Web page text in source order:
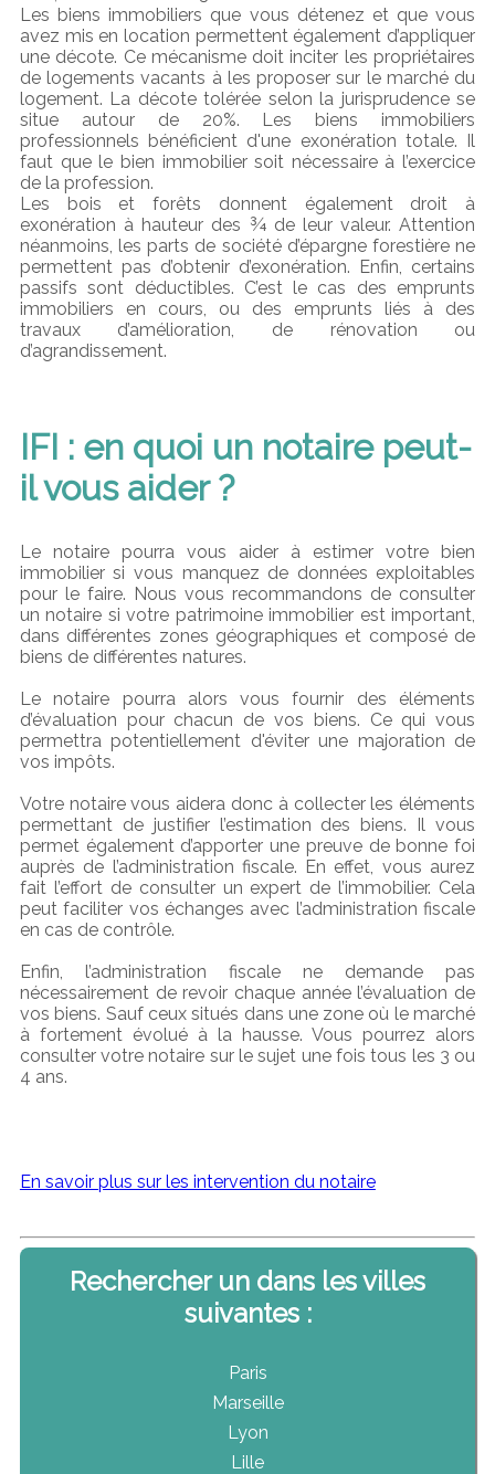
Les biens immobiliers que vous détenez et que vous
avez mis en location permettent également d’appliquer
une décote. Ce mécanisme doit inciter les propriétaires
de logements vacants à les proposer sur le marché du
logement. La décote tolérée selon la jurisprudence se
situe autour de 20%. Les biens immobiliers
professionnels bénéficient d'une exonération totale. Il
faut que le bien immobilier soit nécessaire à l’exercice
de la profession.
Les bois et forêts donnent également droit à
exonération à hauteur des ¾ de leur valeur. Attention
néanmoins, les parts de société d’épargne forestière ne
permettent pas d’obtenir d’exonération. Enfin, certains
passifs sont déductibles. C’est le cas des emprunts
immobiliers en cours, ou des emprunts liés à des
travaux d’amélioration, de rénovation ou
d’agrandissement.
IFI : en quoi un notaire peut-
il vous aider ?
Le notaire pourra vous aider à estimer votre bien
immobilier si vous manquez de données exploitables
pour le faire. Nous vous recommandons de consulter
un notaire si votre patrimoine immobilier est important,
dans différentes zones géographiques et composé de
biens de différentes natures.
Le notaire pourra alors vous fournir des éléments
d’évaluation pour chacun de vos biens. Ce qui vous
permettra potentiellement d'éviter une majoration de
vos impôts.
Votre notaire vous aidera donc à collecter les éléments
permettant de justifier l’estimation des biens. Il vous
permet également d’apporter une preuve de bonne foi
auprès de l’administration fiscale. En effet, vous aurez
fait l’effort de consulter un expert de l’immobilier. Cela
peut faciliter vos échanges avec l’administration fiscale
en cas de contrôle.
Enfin, l’administration fiscale ne demande pas
nécessairement de revoir chaque année l’évaluation de
vos biens. Sauf ceux situés dans une zone où le marché
à fortement évolué à la hausse. Vous pourrez alors
consulter votre notaire sur le sujet une fois tous les 3 ou
4 ans.
En savoir plus sur les intervention du notaire
Rechercher un dans les villes
suivantes :
Paris
Marseille
Lyon
Lille